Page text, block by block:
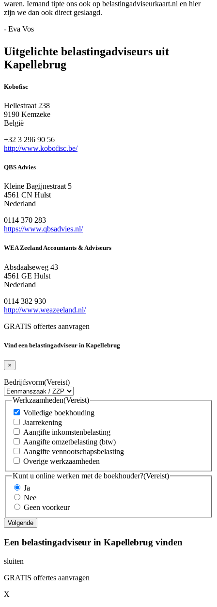
waren. Iemand tipte ons ook op belastingadviseurkaart.nl en hier
zijn we dan ook direct geslaagd.
- Eva Vos
Uitgelichte belastingadviseurs uit
Kapellebrug
Kobofisc
Hellestraat 238
9190 Kemzeke
België
+32 3 296 90 56
http://www.kobofisc.be/
QBS Advies
Kleine Bagijnestraat 5
4561 CN Hulst
Nederland
0114 370 283
https://www.qbsadvies.nl/
WEA Zeeland Accountants & Adviseurs
Absdaalseweg 43
4561 GE Hulst
Nederland
0114 382 930
http://www.weazeeland.nl/
GRATIS offertes aanvragen
Vind een belastingadviseur in Kapellebrug
×
Bedrijfsvorm(Vereist)
Werkzaamheden(Vereist)
Volledige boekhouding
Jaarrekening
Aangifte inkomstenbelasting
Aangifte omzetbelasting (btw)
Aangifte vennootschapsbelasting
Overige werkzaamheden
Kunt u online werken met de boekhouder?(Vereist)
Ja
Nee
Geen voorkeur
Een belastingadviseur in Kapellebrug vinden
sluiten
GRATIS offertes aanvragen
X